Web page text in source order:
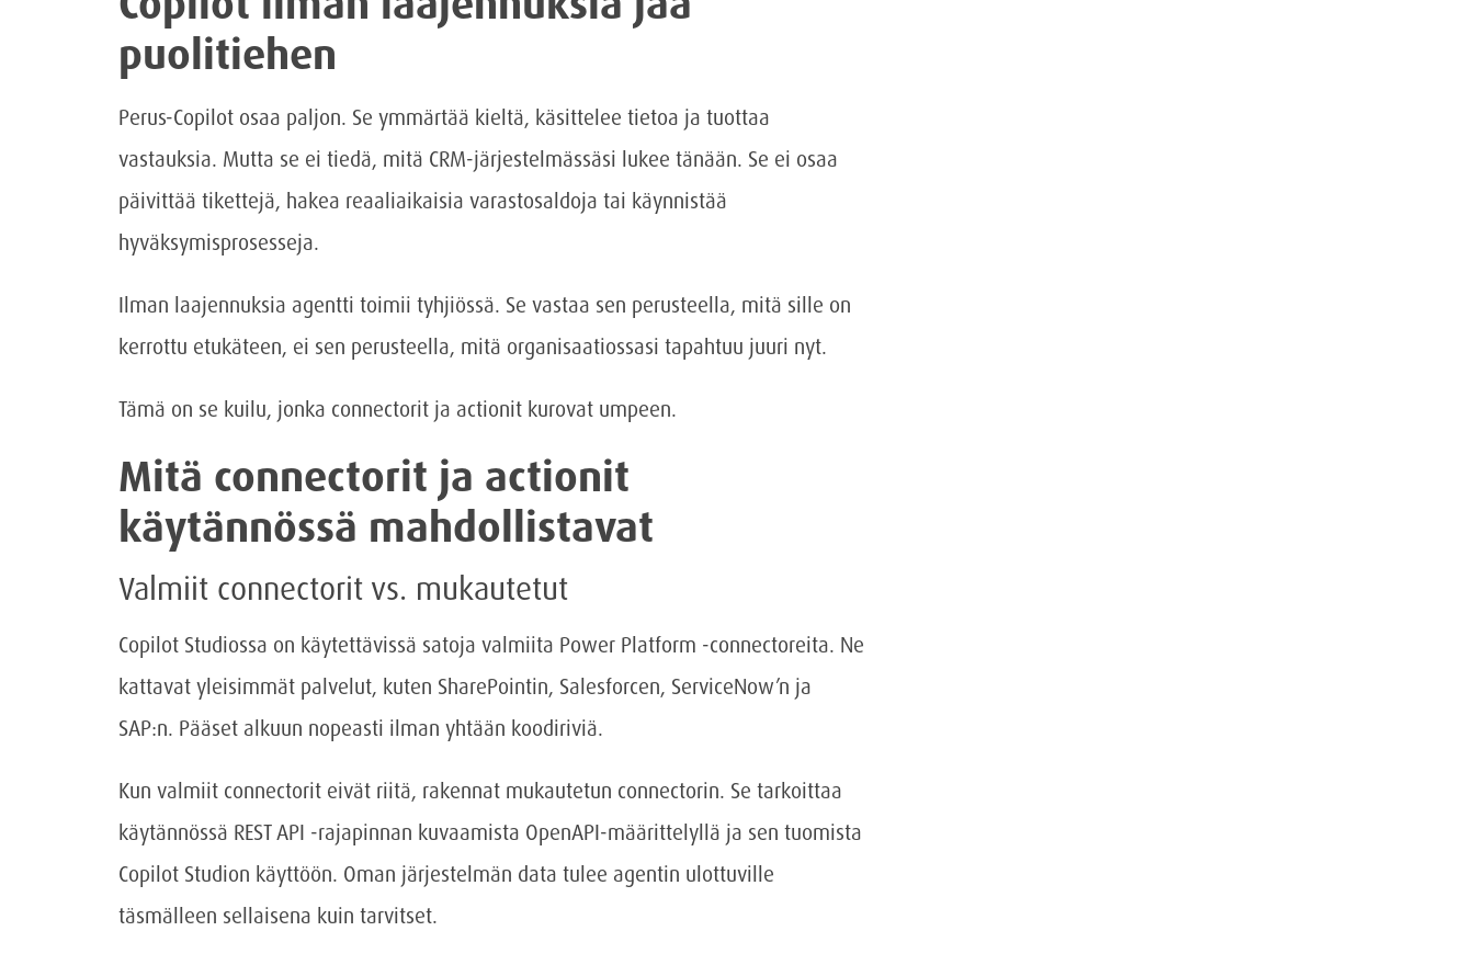
puolitiehen
Perus-Copilot osaa paljon. Se ymmärtää kieltä, käsittelee tietoa ja tuottaa
vastauksia. Mutta se ei tiedä, mitä CRM-järjestelmässäsi lukee tänään. Se ei osaa
päivittää tikettejä, hakea reaaliaikaisia varastosaldoja tai käynnistää
hyväksymisprosesseja.
Ilman laajennuksia agentti toimii tyhjiössä. Se vastaa sen perusteella, mitä sille on
kerrottu etukäteen, ei sen perusteella, mitä organisaatiossasi tapahtuu juuri nyt.
Tämä on se kuilu, jonka connectorit ja actionit kurovat umpeen.
Mitä connectorit ja actionit
käytännössä mahdollistavat
Valmiit connectorit vs. mukautetut
Copilot Studiossa on käytettävissä satoja valmiita Power Platform -connectoreita. Ne
kattavat yleisimmät palvelut, kuten SharePointin, Salesforcen, ServiceNow’n ja
SAP:n. Pääset alkuun nopeasti ilman yhtään koodiriviä.
Kun valmiit connectorit eivät riitä, rakennat mukautetun connectorin. Se tarkoittaa
käytännössä REST API -rajapinnan kuvaamista OpenAPI-määrittelyllä ja sen tuomista
Copilot Studion käyttöön. Oman järjestelmän data tulee agentin ulottuville
täsmälleen sellaisena kuin tarvitset.